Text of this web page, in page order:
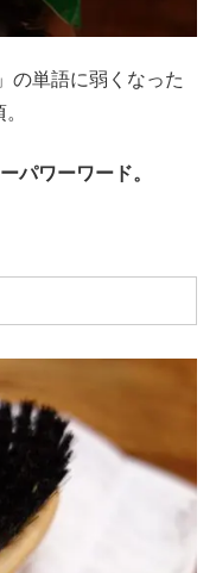
の単語に弱くなった
ワーワード。